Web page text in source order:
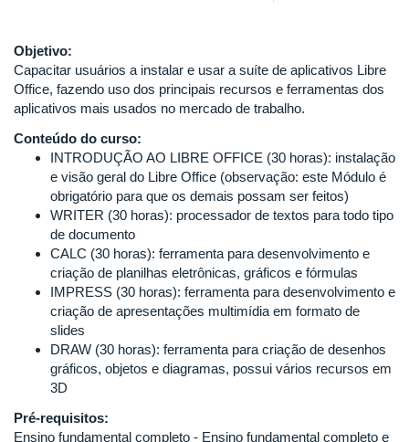
Objetivo:
Capacitar usuários a instalar e usar a suíte de aplicativos Libre
Office, fazendo uso dos principais recursos e ferramentas dos
aplicativos mais usados no mercado de trabalho.
Conteúdo do curso:
INTRODUÇÃO AO LIBRE OFFICE (30 horas): instalação
e visão geral do Libre Office (observação: este Módulo é
obrigatório para que os demais possam ser feitos)
WRITER (30 horas): processador de textos para todo tipo
de documento
CALC (30 horas): ferramenta para desenvolvimento e
criação de planilhas eletrônicas, gráficos e fórmulas
IMPRESS (30 horas): ferramenta para desenvolvimento e
criação de apresentações multimídia em formato de
slides
DRAW (30 horas): ferramenta para criação de desenhos
gráficos, objetos e diagramas, possui vários recursos em
3D
Pré-requisitos:
Ensino fundamental completo - Ensino fundamental completo e